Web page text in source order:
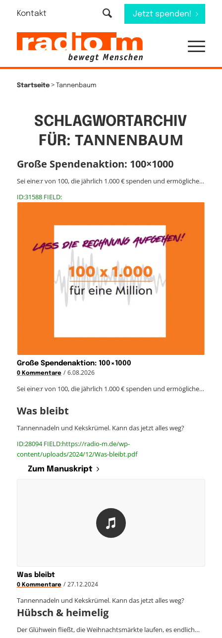
Kontakt Jetzt spenden!
Startseite> Tannenbaum
SCHLAGWORTARCHIV
FÜR: TANNENBAUM
Große Spendenaktion: 100×1000
Sei eine:r von 100, die jährlich 1.000 € spenden und ermögliche…
ID:31588 FIELD:
Große Spendenaktion: 100×1000
0 Kommentare / 6.08.2026
Sei eine:r von 100, die jährlich 1.000 € spenden und ermögliche…
Was bleibt
Tannennadeln und Kekskrümel. Kann das jetzt alles weg?
ID:28094 FIELD:https://radio-m.de/wp-
content/uploads/2024/12/Was-bleibt.pdf
Zum Manuskript
Was bleibt
0 Kommentare / 27.12.2024
Tannennadeln und Kekskrümel. Kann das jetzt alles weg?
Hübsch & heimelig
Der Glühwein fließt, die Weihnachtsmärkte laufen, es endlich…